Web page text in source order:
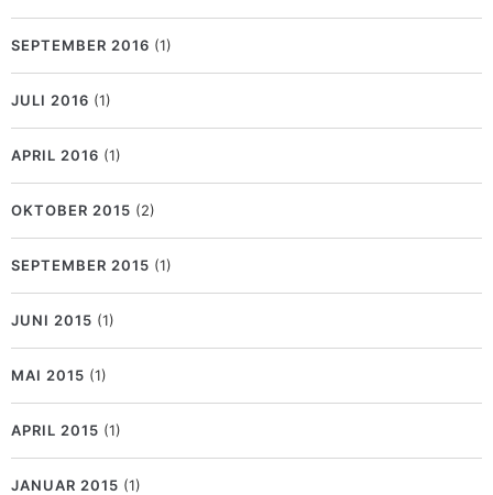
SEPTEMBER 2016 (1)
JULI 2016 (1)
APRIL 2016 (1)
OKTOBER 2015 (2)
SEPTEMBER 2015 (1)
JUNI 2015 (1)
MAI 2015 (1)
APRIL 2015 (1)
JANUAR 2015 (1)